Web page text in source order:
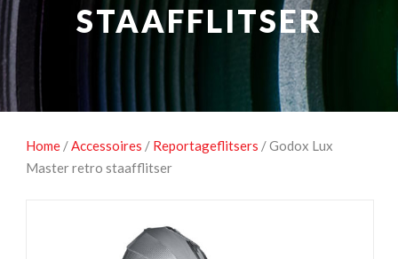
STAAFFLITSER
Home /Accessoires / Reportageflitsers / Godox Lux
Master retro staafflitser